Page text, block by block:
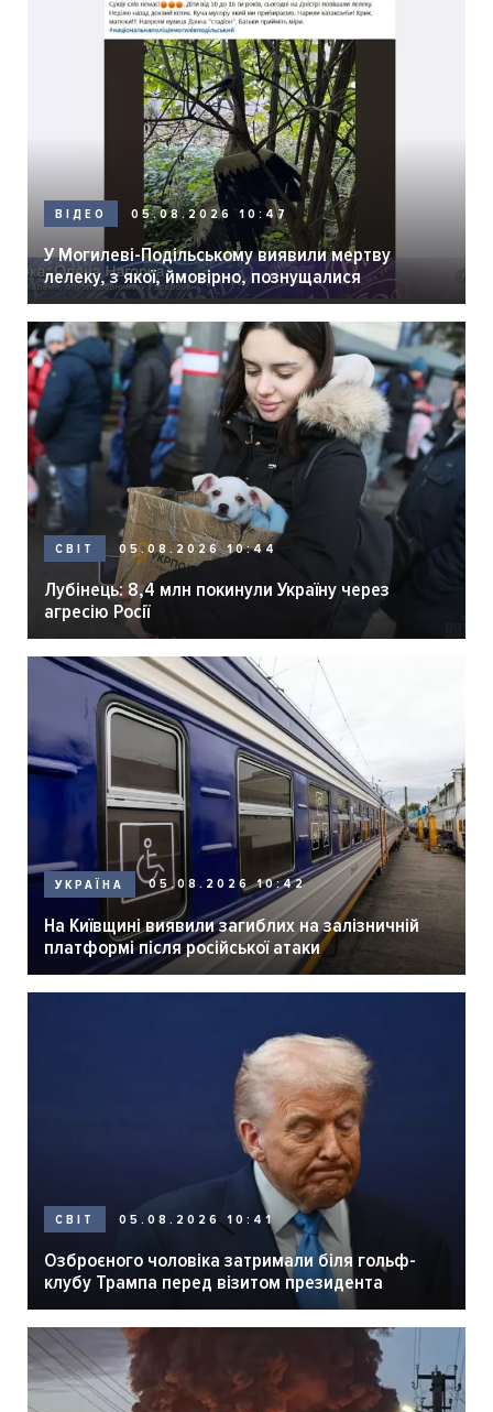
ВІДЕО 05.08.2026 10:47
У Могилеві-Подільському виявили мертву
лелеку, з якої, ймовірно, познущалися
СВІТ 05.08.2026 10:44
Лубінець: 8,4 млн покинули Україну через
агресію Росії
УКРАЇНА 05.08.2026 10:42
На Київщині виявили загиблих на залізничній
платформі після російської атаки
СВІТ 05.08.2026 10:41
Озброєного чоловіка затримали біля гольф-
клубу Трампа перед візитом президента